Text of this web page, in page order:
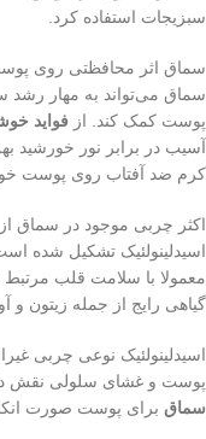
سبزیجات استفاده کرد.
سماق اثر محافظتی روی
سماق می‌تواند به مهار رشد
پوست کمک کند. از فواید خوشه
آسیب در برابر نور خورشید
کرم ضد آفتاب روی پوست
اکثر چربی موجود در سماق
اسیدلینولئیک تشکیل شده
معمولا با سلامت قلب
گیاهی رایج از جمله زیتون و
اسیدلینولئیک نوعی چربی
پوست و غشای سلولی نقش
سماق برای پوست صورت